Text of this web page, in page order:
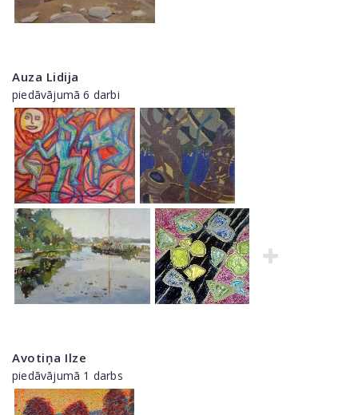
Auza Lidija
piedāvājumā 6 darbi
Avotiņa Ilze
piedāvājumā 1 darbs